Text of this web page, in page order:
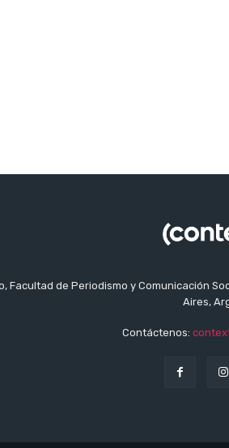
Facultad de Periodismo y Comunicación
Aires,
Contáctenos: